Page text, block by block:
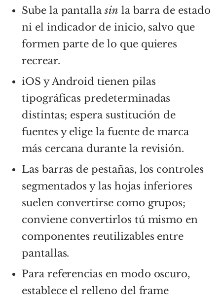
Sube la pantallasin la barra de estado
ni el indicador de inicio, salvo que
formen parte de lo que quieres
recrear.
iOS y Android tienen pilas
tipográficas predeterminadas
distintas; espera sustitución de
fuentes y elige la fuente de marca
más cercana durante la revisión.
Las barras de pestañas, los controles
segmentados y las hojas inferiores
suelen convertirse como grupos;
conviene convertirlos tú mismo en
componentes reutilizables entre
pantallas.
Para referencias en modo oscuro,
establece el relleno del frame